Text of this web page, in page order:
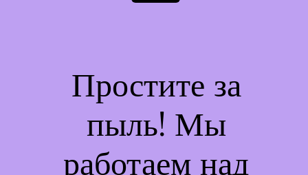
Простите за
пыль! Мы
работаем над